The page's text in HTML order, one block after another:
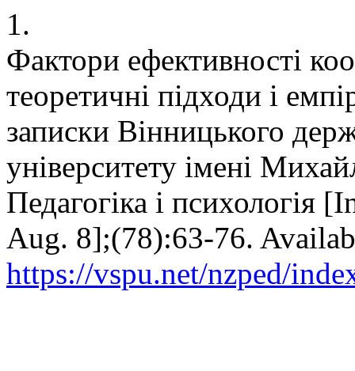
1.
Фактори ефективності
теоретичні підходи і
записки Вінницького
університету імені
Педагогіка і психологія
Aug. 8];(78):63-76.
https://vspu.net/nzped/